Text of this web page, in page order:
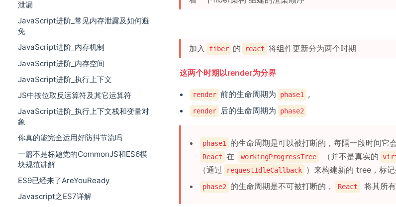
泄漏
JavaScript进阶_常见内存泄露及如何避
免
JavaScript进阶_内存机制
JavaScript进阶_内存空间
JavaScript进阶_执行上下文
JS中按位取反运算符及其它运算符
JavaScript进阶_执行上下文栈和变量对
象
你真的能完全运用好防抖节流吗
一篇不是标题党的CommonJS和ES6模
块规范讲解
ES9已经来了AreYouReady
Javascript之ES7详解
加入 fiber 的 react 将组件更新分为两个时期
这两个时期以render为分界
render 前的生命周期为 phase1 ,
render 后的生命周期为 phase2
phase1 的生命周期是可以被打断的，每隔一段时间它
React 在 workingProgressTree （并不是真实的
（通过
requestIdleCallback ）来构建新的 tree，标
phase2 的生命周期是不可被打断的， React 将其所